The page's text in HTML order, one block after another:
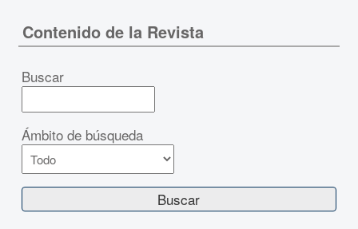
Contenido de la Revista
Buscar
Ámbito de búsqueda